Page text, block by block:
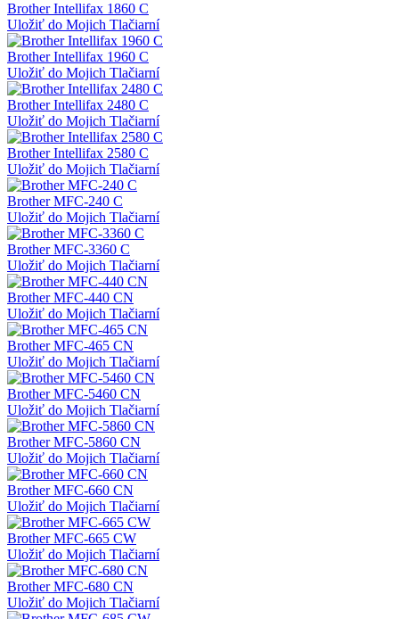
Brother Intellifax 1860 C
Uložiť do Mojich Tlačiarní
Brother Intellifax 1960 C
Uložiť do Mojich Tlačiarní
Brother Intellifax 2480 C
Uložiť do Mojich Tlačiarní
Brother Intellifax 2580 C
Uložiť do Mojich Tlačiarní
Brother MFC-240 C
Uložiť do Mojich Tlačiarní
Brother MFC-3360 C
Uložiť do Mojich Tlačiarní
Brother MFC-440 CN
Uložiť do Mojich Tlačiarní
Brother MFC-465 CN
Uložiť do Mojich Tlačiarní
Brother MFC-5460 CN
Uložiť do Mojich Tlačiarní
Brother MFC-5860 CN
Uložiť do Mojich Tlačiarní
Brother MFC-660 CN
Uložiť do Mojich Tlačiarní
Brother MFC-665 CW
Uložiť do Mojich Tlačiarní
Brother MFC-680 CN
Uložiť do Mojich Tlačiarní